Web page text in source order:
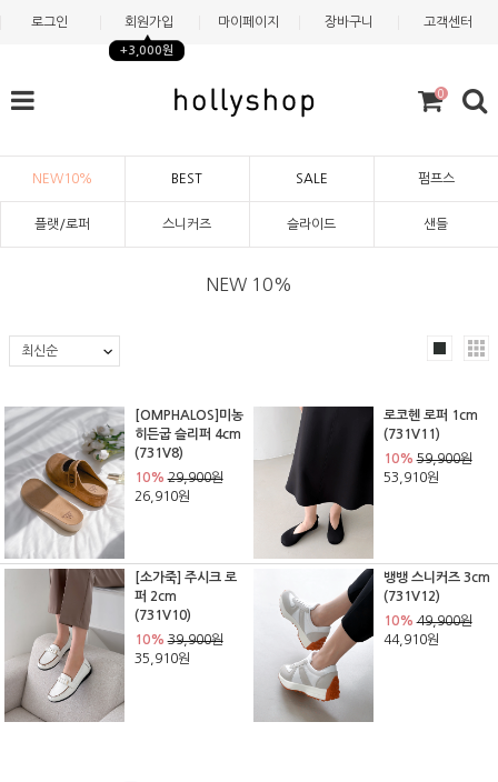
로그인 회원가입
+3,000원
마이페이지 장바구니 고객센터
0
NEW10% BEST SALE 펌프스
플랫/로퍼 스니커즈 슬라이드 샌들
NEW 10%
[OMPHALOS]미농
히든굽 슬리퍼 4cm
(731V8)
10% 29,900원
26,910원
로코헨 로퍼 1cm
(731V11)
10% 59,900원
53,910원
[소가죽] 주시크 로
퍼 2cm
(731V10)
10% 39,900원
35,910원
뱅뱅 스니커즈 3cm
(731V12)
10% 49,900원
44,910원